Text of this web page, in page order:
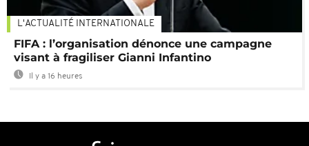
L'ACTUALITÉ INTERNATIONALE
FIFA : l’organisation dénonce une campagne
visant à fragiliser Gianni Infantino
Il y a 16 heures